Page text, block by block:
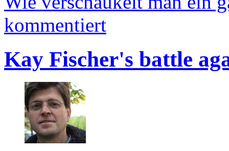
kommentiert
Kay Fischer's battle